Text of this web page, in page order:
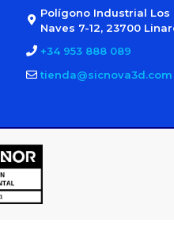
Polígono Industrial Los
Naves 7-12, 23700
+34 953 888 089
tienda@sicnova3d.com